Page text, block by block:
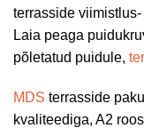
terrasside
Laia peaga
põletatud puidule,
MDS terrasside
kvaliteediga, A2